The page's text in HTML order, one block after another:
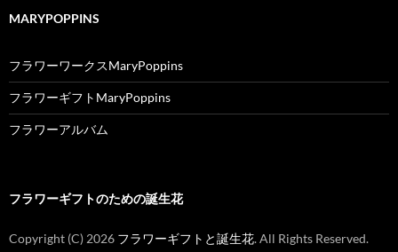
MARYPOPPINS
フラワーワークスMaryPoppins
フラワーギフトMaryPoppins
フラワーアルバム
フラワーギフトのための誕生花
Copyright (C) 2026 フラワーギフトと誕生花. All Rights Reserved.